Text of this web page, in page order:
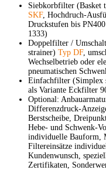
Siebkorbfilter (Basket
SKF, Hochdruch-
Druckstufen bis
1333)
Doppelfilter /
strainer) Typ DF,
Wechselbetrieb oder
pneumatischen
Einfachfilter (Simplex
als Variante Eckfilter
Optional:
Differenzdruck-
Berstscheibe,
Hebe- und Schwenk-
individuelle Bauform,
Filtereinsätze
Kundenwunsch,
Zertifikaten,